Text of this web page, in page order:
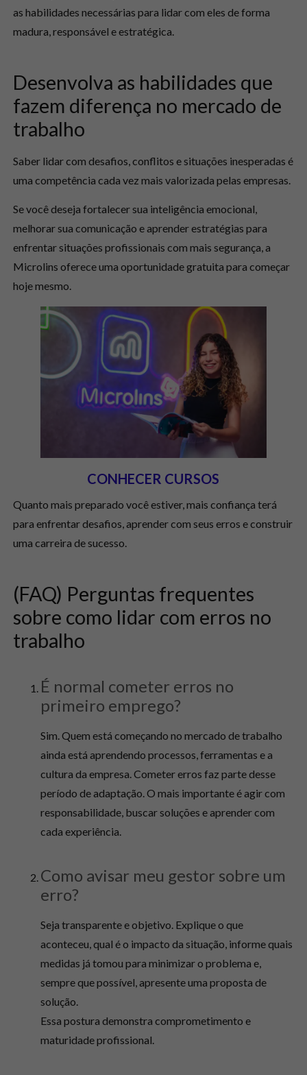
as habilidades necessárias para lidar com eles de forma
madura, responsável e estratégica.
Desenvolva as habilidades que
fazem diferença no mercado de
trabalho
Saber lidar com desafios, conflitos e situações inesperadas é
uma competência cada vez mais valorizada pelas empresas.
Se você deseja fortalecer sua inteligência emocional,
melhorar sua comunicação e aprender estratégias para
enfrentar situações profissionais com mais segurança, a
Microlins oferece uma oportunidade gratuita para começar
hoje mesmo.
CONHECER CURSOS
Quanto mais preparado você estiver, mais confiança terá
para enfrentar desafios, aprender com seus erros e construir
uma carreira de sucesso.
(FAQ) Perguntas frequentes
sobre como lidar com erros no
trabalho
É normal cometer erros no
primeiro emprego?
Sim. Quem está começando no mercado de trabalho
ainda está aprendendo processos, ferramentas e a
cultura da empresa. Cometer erros faz parte desse
período de adaptação. O mais importante é agir com
responsabilidade, buscar soluções e aprender com
cada experiência.
Como avisar meu gestor sobre um
erro?
Seja transparente e objetivo. Explique o que
aconteceu, qual é o impacto da situação, informe quais
medidas já tomou para minimizar o problema e,
sempre que possível, apresente uma proposta de
solução.
Essa postura demonstra comprometimento e
maturidade profissional.